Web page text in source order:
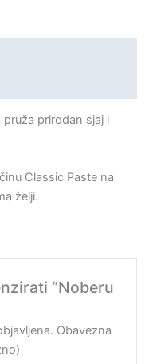
prirodan sjaj i
Classic Paste na
želji.
“Noberu
Obavezna